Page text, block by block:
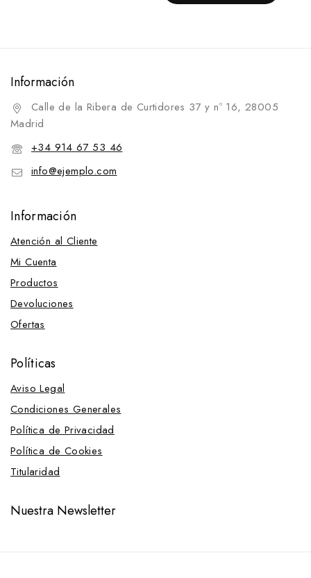
Información
Calle de la Ribera de Curtidores 37 y nº 16, 28005
Madrid
+34 914 67 53 46
info@ejemplo.com
Información
Atención al Cliente
Mi Cuenta
Productos
Devoluciones
Ofertas
Políticas
Aviso Legal
Condiciones Generales
Política de Privacidad
Política de Cookies
Titularidad
Nuestra Newsletter